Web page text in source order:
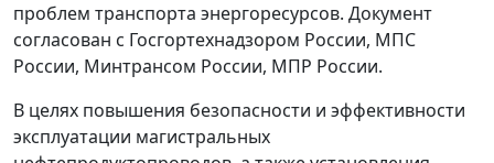
проблем транспорта энергоресурсов. Документ
согласован с Госгортехнадзором России, МПС
России, Минтрансом России, МПР России.
В целях повышения безопасности и эффективности
эксплуатации магистральных